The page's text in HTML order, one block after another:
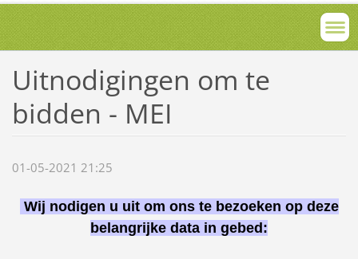
Uitnodigingen om te
bidden - MEI
01-05-2021 21:25
Wij nodigen u uit om ons te bezoeken op deze
belangrijke data in gebed: